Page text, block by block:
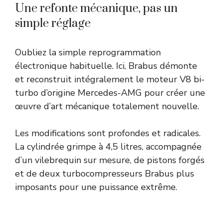
Une refonte mécanique, pas un
simple réglage
Oubliez la simple reprogrammation
électronique habituelle. Ici, Brabus démonte
et reconstruit intégralement le moteur V8 bi-
turbo d’origine Mercedes-AMG pour créer une
œuvre d’art mécanique totalement nouvelle.
Les modifications sont profondes et radicales.
La cylindrée grimpe à 4,5 litres, accompagnée
d’un vilebrequin sur mesure, de pistons forgés
et de deux turbocompresseurs Brabus plus
imposants pour une puissance extrême.